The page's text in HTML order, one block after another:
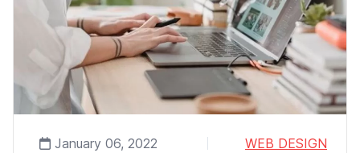
January 06, 2022 WEB DESIGN